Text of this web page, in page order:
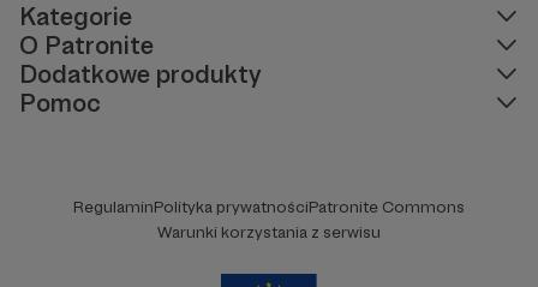
Kategorie
O Patronite
Dodatkowe produkty
Pomoc
RegulaminPolityka prywatnościPatronite Commons
Warunki korzystania z serwisu